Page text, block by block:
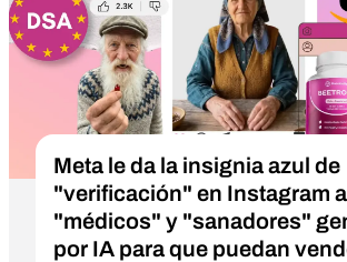
Meta le da la insignia azul de
"verificación" en Instagram a
"médicos" y "sanadores"
por IA para que puedan